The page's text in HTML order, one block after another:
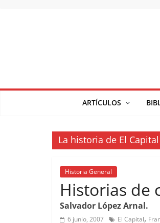
ARTÍCULOS
La historia de El
Historia General
Historias de
Salvador López Arnal.
6 junio, 2007 El Capital,